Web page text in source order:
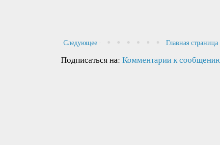
Следующее Главная страница
Подписаться на: Комментарии к